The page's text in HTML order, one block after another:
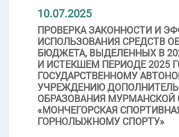
10.07.2025
ПРОВЕРКА ЗАКОННОСТИ И
ИСПОЛЬЗОВАНИЯ СРЕДСТВ
БЮДЖЕТА, ВЫДЕЛЕННЫХ В
И ИСТЕКШЕМ ПЕРИОДЕ 2025
ГОСУДАРСТВЕННОМУ
УЧРЕЖДЕНИЮ
ОБРАЗОВАНИЯ МУРМАНСКОЙ
«МОНЧЕГОРСКАЯ
ГОРНОЛЫЖНОМУ СПОРТУ»